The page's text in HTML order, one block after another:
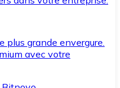
plus grande envergure.
avec votre